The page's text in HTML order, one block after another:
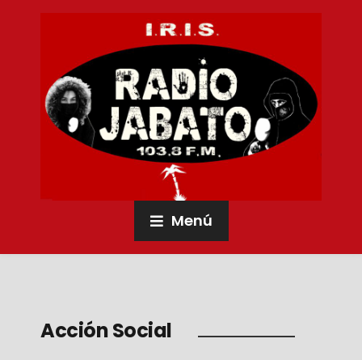
Menú
Acción Social